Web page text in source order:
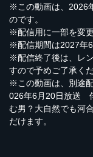
※この動画は、2026
のです。
※配信用に一部を変
※配信期間は2027年
※配信終了後は、レ
すので予めご了承くだ
※この動画は、別途
026年6月20日放送
む男？大自然でも河
だけます。